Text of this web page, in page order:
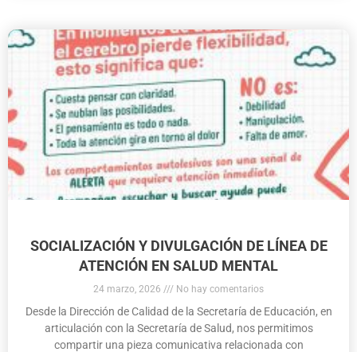
SOCIALIZACIÓN Y DIVULGACIÓN DE LÍNEA DE
ATENCIÓN EN SALUD MENTAL
24 marzo, 2026 No hay comentarios
Desde la Dirección de Calidad de la Secretaría de Educación, en
articulación con la Secretaría de Salud, nos permitimos
compartir una pieza comunicativa relacionada con